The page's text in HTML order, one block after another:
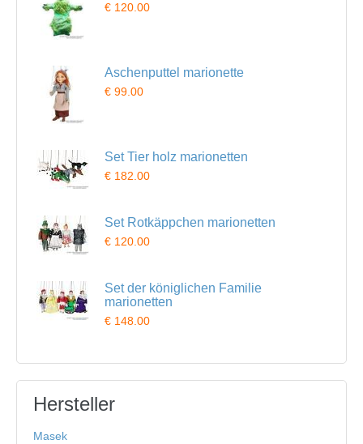
€ 120.00
Aschenputtel marionette
€ 99.00
Set Tier holz marionetten
€ 182.00
Set Rotkäppchen marionetten
€ 120.00
Set der königlichen Familie
marionetten
€ 148.00
Hersteller
Masek